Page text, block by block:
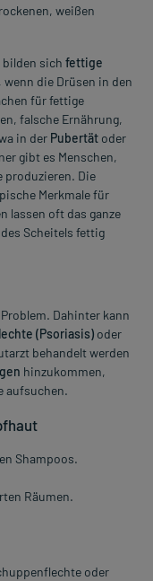
weißen
bilden sich fettige
die Drüsen in den
für fettige
falsche Ernährung,
in der Pubertät oder
gibt es Menschen,
produzieren. Die
Merkmale für
lassen oft das ganze
Scheitels fettig
Dahinter kann
(Psoriasis) oder
behandelt werden
hinzukommen,
aufsuchen.
Shampoos.
Räumen.
oder